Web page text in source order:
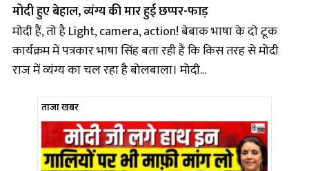
मोदी हुए बेहाल, व्यंग्य की मार हुई छप्पर-फाड़
मोदी हैं, तो है Light, camera, action! बेबाक भाषा के दो टूक
कार्यक्रम में पत्रकार भाषा सिंह बता रही हैं कि किस तरह से मोदी
राज में व्यंग्य का चल रहा है बोलबाला। मोदी...
ताजा खबर